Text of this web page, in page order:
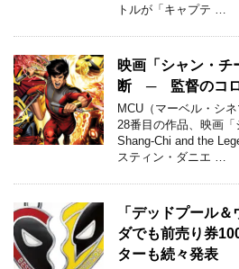
トルが「キャプテ …
映画「シャン・チ
断 ─ 監督のコロ
MCU（マーベル・シ
28番目の作品、映画「
Shang-Chi and the
スティン・ダニエ …
「デッドプール
ダでも前売り券
ターも続々発表